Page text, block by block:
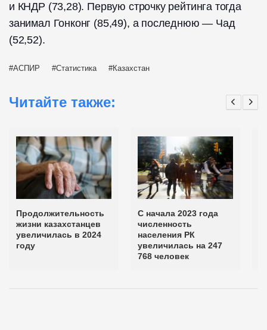
и КНДР (73,28). Первую строчку рейтинга тогда
занимал Гонконг (85,49), а последнюю — Чад
(52,52).
АСПИР Статистика Казахстан
Читайте также:
Продолжительность
жизни казахстанцев
увеличилась в 2024
году
С начала 2023 года
численность
населения РК
увеличилась на 247
768 человек